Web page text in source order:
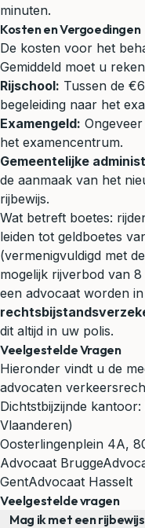
minuten.
Kosten en Vergoedingen
De kosten voor het
Gemiddeld moet u
Rijschool: Tussen de
begeleiding naar het
Examengeld:
het examencentrum.
Gemeentelijke
de aanmaak van het
rijbewijs.
Wat betreft boetes:
leiden tot geldboetes
(vermenigvuldigd met
mogelijk rijverbod van
een advocaat worden
dit altijd in uw polis.
Veelgestelde Vragen
Hieronder vindt u de
advocaten
Dichtstbijzijnde kantoor:
Vlaanderen)
Oosterlingenplein 4A,
Advocaat Brugge
GentAdvocaat Hasselt
Veelgestelde vragen
Mag ik met een